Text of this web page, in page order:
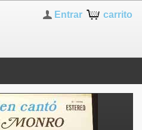
carrito
Entrar